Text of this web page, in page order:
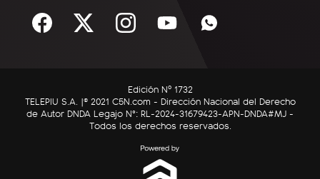
Sociedad
C5N Autos
RatingCero
Términos y condiciones
Edición Nº 1732
TELEPIU S.A. |© 2021 C5N.com - Dirección Nacional del Derecho
de Autor DNDA Legajo N°: RL-2024-31679423-APN-DNDA#MJ -
Todos los derechos reservados.